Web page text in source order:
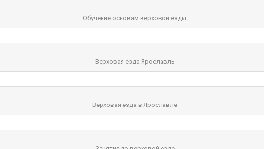
Обучение основам верховой езды
Верховая езда Ярославль
Верховая езда в Ярославле